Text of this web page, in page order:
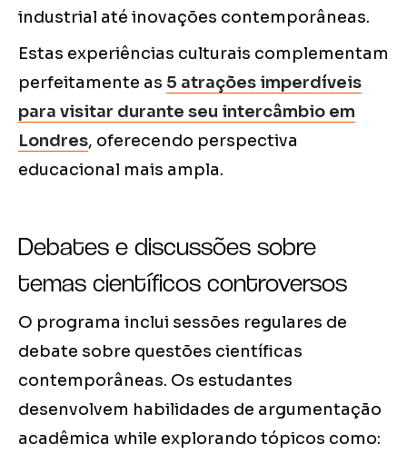
industrial até inovações contemporâneas.
Estas experiências culturais complementam
perfeitamente as 5 atrações imperdíveis
para visitar durante seu intercâmbio em
Londres, oferecendo perspectiva
educacional mais ampla.
Debates e discussões sobre
temas científicos controversos
O programa inclui sessões regulares de
debate sobre questões científicas
contemporâneas. Os estudantes
desenvolvem habilidades de argumentação
acadêmica while explorando tópicos como: